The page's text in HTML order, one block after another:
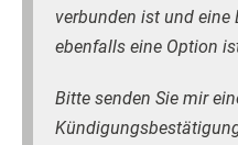
verbunden ist und
ebenfalls eine Option
Bitte senden Sie mir